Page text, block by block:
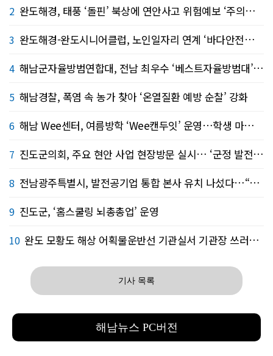
2 완도해경, 태풍 ‘돌핀’ 북상에 연안사고 위험예보 ‘주의보’ 발령
3 완도해경-완도시니어클럽, 노인일자리 연계 ‘바다안전지킴이’ 운영
4 해남군자율방범연합대, 전남 최우수 ‘베스트자율방범대’ 선정
5 해남경찰, 폭염 속 농가 찾아 ‘온열질환 예방 순찰’ 강화
6 해남 Wee센터, 여름방학 ‘Wee캔두잇’ 운영…학생 마음 건강 돌본다
7 진도군의회, 주요 현안 사업 현장방문 실시… ‘군정 발전 방안’모색 ‘현장 중심 책임 의정...
8 전남광주특별시, 발전공기업 통합 본사 유치 나섰다…“국가 에너지 전환 최적지”
9 진도군, ‘홈스쿨링 뇌총총업’ 운영
10 완도 모황도 해상 어획물운반선 기관실서 기관장 쓰러져…해경 긴급 이송
기사 목록
해남뉴스 PC버전